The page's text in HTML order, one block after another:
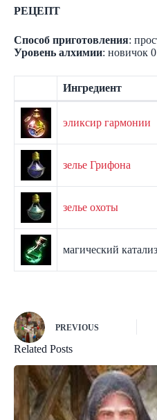
РЕЦЕПТ
Способ приготовления:
Уровень алхимии: новичок 0
Ингредиент
эликсир гармонии
зелье Грифона
зелье охоты
магический
PREVIOUS
Related Posts